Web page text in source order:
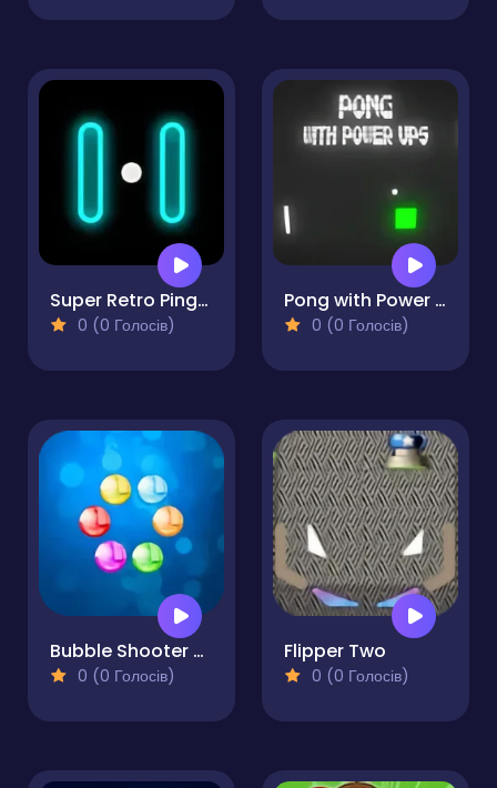
Super Retro Ping-Pong
0 (0 Голосів)
Pong with Power Ups
0 (0 Голосів)
Bubble Shooter HD
0 (0 Голосів)
Flipper Two
0 (0 Голосів)